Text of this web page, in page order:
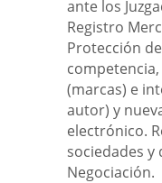
ante los
Registro
Protección
(marcas) e
autor) y
electrónico.
sociedades
Negociación.